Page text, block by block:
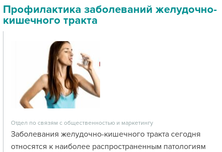
Профилактика заболеваний желудочно-
кишечного тракта
Отдел по связям с общественностью и маркетингу
Заболевания желудочно-кишечного тракта сегодня
относятся к наиболее распространенным патологиям